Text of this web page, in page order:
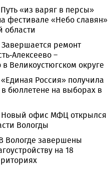
Путь «из варяг в персы»
фестивале «Небо славян»
области
Завершается ремонт
Алексеево –
Великоустюгском округе
«Единая Россия» получила
бюллетене на выборах в
Новый офис МФЦ открылся
Вологды
Вологде завершены
на 18